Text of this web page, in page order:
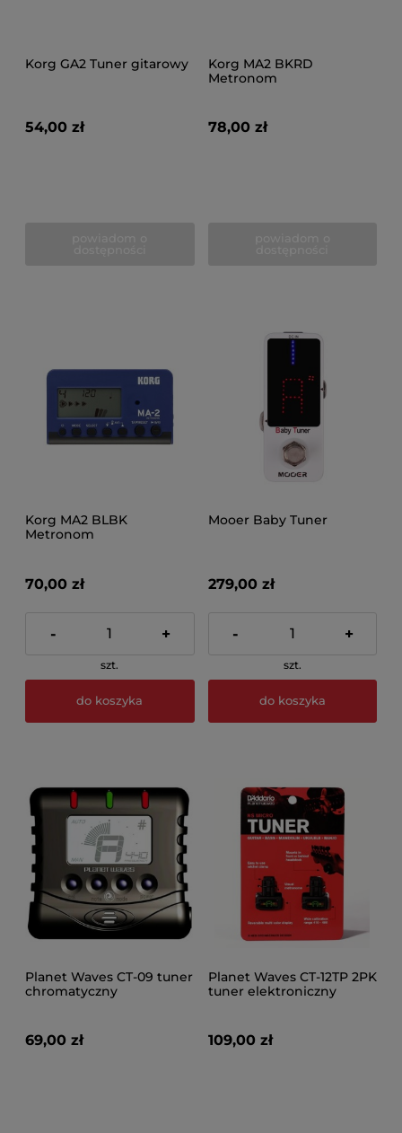
Korg GA2 Tuner gitarowy
54,00 zł
Korg MA2 BKRD
Metronom
78,00 zł
Korg MA2 BLBK
Metronom
70,00 zł
- +
szt.
do koszyka
Mooer Baby Tuner
279,00 zł
- +
szt.
do koszyka
Planet Waves CT-09 tuner
chromatyczny
69,00 zł
Planet Waves CT-12TP 2PK
tuner elektroniczny
109,00 zł